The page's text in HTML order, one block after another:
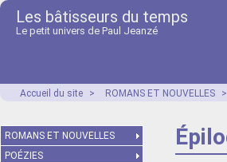
Les bâtisseurs du temps
Le petit univers de Paul Jeanzé
Accueil du site > ROMANS ET NOUVELLES >
ROMANS ET NOUVELLES
POÉZIES